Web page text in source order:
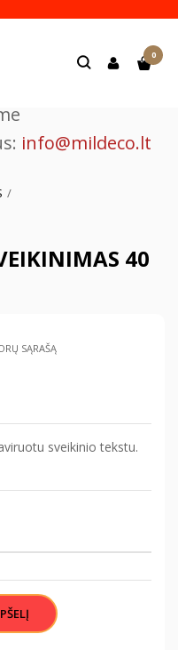
0
info@mildeco.lt
40
SĄRAŠĄ
sveikinio tekstu.